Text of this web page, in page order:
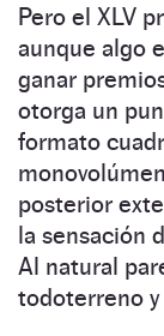
Pero el XLV
aunque algo
ganar
otorga un
formato
posterior
la sensación
Al natural
todoterreno